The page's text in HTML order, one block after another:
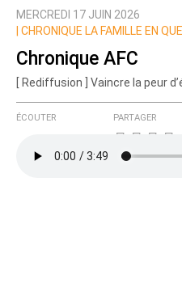
Prévenez-moi de tous
MERCREDI 17 JUIN 2026
CHRONIQUE LA FAMILLE EN
Chronique AFC
[ Rediffusion ] Vaincre la peur
ÉCOUTER PARTAGER